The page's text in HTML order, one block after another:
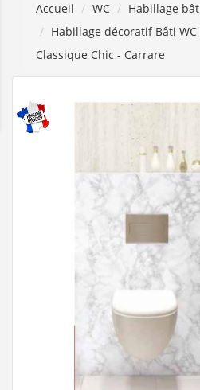
Accueil WC
Habillage
Habillage décoratif Bâti WC
Classique Chic - Carrare